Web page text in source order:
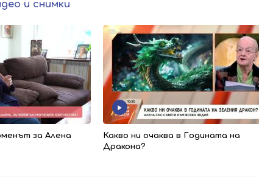
и снимки
за Алена
Какво ни очаква в Годината на
Дракона?